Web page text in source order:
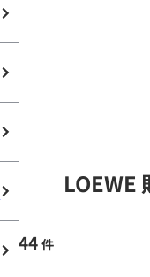
LOEWE
44 件